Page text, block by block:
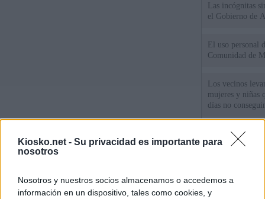
Kiosko.net - Su privacidad es importante para
nosotros
Nosotros y nuestros socios almacenamos o accedemos a
información en un dispositivo, tales como cookies, y
Las incógnitas
el Gobierno de
El uso personal
Comunidad de
Los vecinos
mujeres y niñas
días no
Meloni
mientras llama
España tiene
principales, un